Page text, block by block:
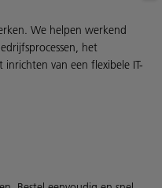
We helpen werkend
het
van een flexibele IT-